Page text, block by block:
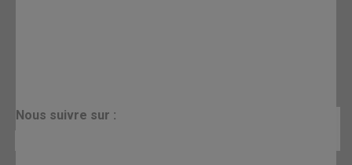
Nous suivre sur :